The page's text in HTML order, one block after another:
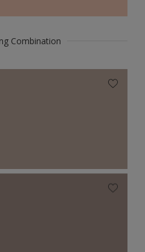
Combination